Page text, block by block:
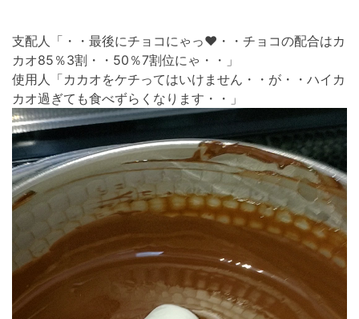
支配人「・・最後にチョコにゃっ❤・・チョコの配合はカ
カオ85％3割・・50％7割位にゃ・・」
使用人「カカオをケチってはいけません・・が・・ハイカ
カオ過ぎても食べずらくなります・・」
動
画
プ
レ
ー
ヤ